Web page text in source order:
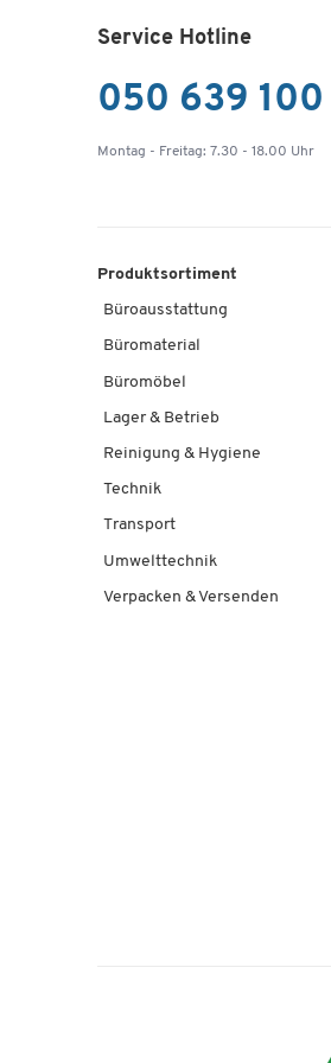
Service Hotline
050 639 100
Montag - Freitag: 7.30 - 18.00 Uhr
Produktsortiment
Büroausstattung
Büromaterial
Büromöbel
Lager & Betrieb
Reinigung & Hygiene
Technik
Transport
Umwelttechnik
Verpacken & Versenden